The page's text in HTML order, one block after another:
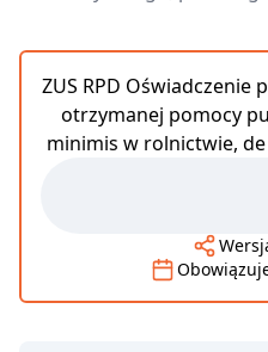
ZUS RPD Oświadczenie
otrzymanej pomocy
minimis w rolnictwie,